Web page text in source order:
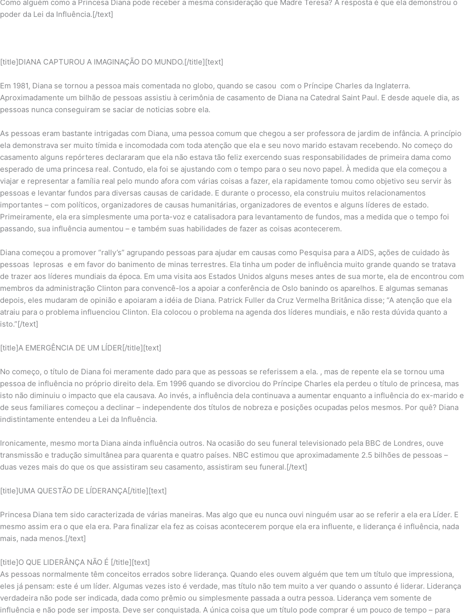
Como alguém como a Princesa Diana pode receber a mesma consideração que Madre Teresa? A resposta é que ela demonstrou o
poder da Lei da Influência.[/text]
[title]DIANA CAPTUROU A IMAGINAÇÃO DO MUNDO.[/title][text]
Em 1981, Diana se tornou a pessoa mais comentada no globo, quando se casou com o Príncipe Charles da Inglaterra.
Aproximadamente um bilhão de pessoas assistiu à cerimônia de casamento de Diana na Catedral Saint Paul. E desde aquele dia, as
pessoas nunca conseguiram se saciar de noticias sobre ela.
As pessoas eram bastante intrigadas com Diana, uma pessoa comum que chegou a ser professora de jardim de infância. A princípio
ela demonstrava ser muito tímida e incomodada com toda atenção que ela e seu novo marido estavam recebendo. No começo do
casamento alguns repórteres declararam que ela não estava tão feliz exercendo suas responsabilidades de primeira dama como
esperado de uma princesa real. Contudo, ela foi se ajustando com o tempo para o seu novo papel. À medida que ela começou a
viajar e representar a família real pelo mundo afora com várias coisas a fazer, ela rapidamente tomou como objetivo seu servir às
pessoas e levantar fundos para diversas causas de caridade. E durante o processo, ela construiu muitos relacionamentos
importantes – com políticos, organizadores de causas humanitárias, organizadores de eventos e alguns líderes de estado.
Primeiramente, ela era simplesmente uma porta-voz e catalisadora para levantamento de fundos, mas a medida que o tempo foi
passando, sua influência aumentou – e também suas habilidades de fazer as coisas acontecerem.
Diana começou a promover “rally’s” agrupando pessoas para ajudar em causas como Pesquisa para a AIDS, ações de cuidado às
pessoas leprosas e em favor do banimento de minas terrestres. Ela tinha um poder de influência muito grande quando se tratava
de trazer aos líderes mundiais da época. Em uma visita aos Estados Unidos alguns meses antes de sua morte, ela de encontrou com
membros da administração Clinton para convencê-los a apoiar a conferência de Oslo banindo os aparelhos. E algumas semanas
depois, eles mudaram de opinião e apoiaram a idéia de Diana. Patrick Fuller da Cruz Vermelha Britânica disse; “A atenção que ela
atraiu para o problema influenciou Clinton. Ela colocou o problema na agenda dos líderes mundiais, e não resta dúvida quanto a
isto.”[/text]
[title]A EMERGÊNCIA DE UM LÍDER[/title][text]
No começo, o título de Diana foi meramente dado para que as pessoas se referissem a ela. , mas de repente ela se tornou uma
pessoa de influência no próprio direito dela. Em 1996 quando se divorciou do Príncipe Charles ela perdeu o título de princesa, mas
isto não diminuiu o impacto que ela causava. Ao invés, a influência dela continuava a aumentar enquanto a influência do ex-marido e
de seus familiares começou a declinar – independente dos títulos de nobreza e posições ocupadas pelos mesmos. Por quê? Diana
indistintamente entendeu a Lei da Influência.
Ironicamente, mesmo morta Diana ainda influência outros. Na ocasião do seu funeral televisionado pela BBC de Londres, ouve
transmissão e tradução simultânea para quarenta e quatro países. NBC estimou que aproximadamente 2.5 bilhões de pessoas –
duas vezes mais do que os que assistiram seu casamento, assistiram seu funeral.[/text]
[title]UMA QUESTÃO DE LÍDERANÇA[/title][text]
Princesa Diana tem sido caracterizada de várias maneiras. Mas algo que eu nunca ouvi ninguém usar ao se referir a ela era Líder. E
mesmo assim era o que ela era. Para finalizar ela fez as coisas acontecerem porque ela era influente, e liderança é influência, nada
mais, nada menos.[/text]
[title]O QUE LIDERÂNÇA NÃO É [/title][text]
As pessoas normalmente têm conceitos errados sobre liderança. Quando eles ouvem alguém que tem um título que impressiona,
eles já pensam: este é um líder. Algumas vezes isto é verdade, mas título não tem muito a ver quando o assunto é liderar. Liderança
verdadeira não pode ser indicada, dada como prêmio ou simplesmente passada a outra pessoa. Liderança vem somente de
influência e não pode ser imposta. Deve ser conquistada. A única coisa que um título pode comprar é um pouco de tempo – para